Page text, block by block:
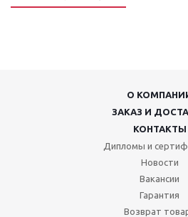
О
ЗАКАЗ И
КОНТАКТЫ
Дипломы и
Новости
Вакансии
Гарантия
Возврат